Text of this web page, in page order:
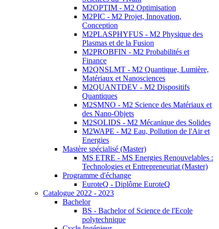
M2OPTIM - M2 Optimisation
M2PIC - M2 Projet, Innovation,
Conception
M2PLASPHYFUS - M2 Physique des
Plasmas et de la Fusion
M2PROBFIN - M2 Probabilités et
Finance
M2QNSLMT - M2 Quantique, Lumière,
Matériaux et Nanosciences
M2QUANTDEV - M2 Dispositifs
Quantiques
M2SMNO - M2 Science des Matériaux et
des Nano-Objets
M2SOLIDS - M2 Mécanique des Solides
M2WAPE - M2 Eau, Pollution de l'Air et
Energies
Mastère spécialisé (Master)
MS ETRE - MS Energies Renouvelables :
Technologies et Entrepreneuriat (Master)
Programme d'échange
EuroteQ - Diplôme EuroteQ
Catalogue 2022 - 2023
Bachelor
BS - Bachelor of Science de l'Ecole
polytechnique